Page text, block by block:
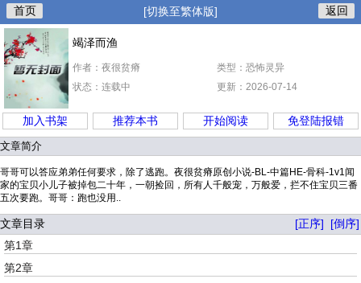
首页 [切换至繁体版] 返回
竭泽而渔
作者：夜很贫瘠
类型：恐怖灵异
状态：连载中
更新：2026-07-14
加入书架 推荐本书 开始阅读 免登陆报错
文章简介
哥哥可以答应弟弟任何要求，除了逃跑。夜很贫瘠原创小说-BL-中篇HE-骨科-1v1闻
家的宝贝小儿子被掉包二十年，一朝捡回，所有人千般宠，万般爱，拦不住宝贝三番
五次要跑。哥哥：跑也没用..
文章目录 [正序]
[倒序]
第1章
第2章